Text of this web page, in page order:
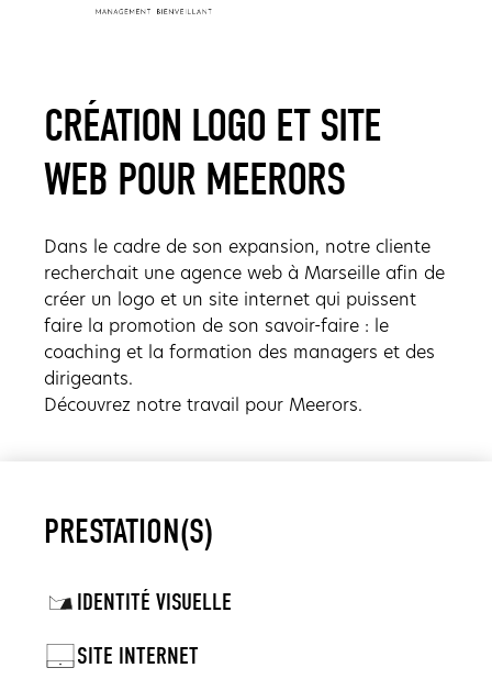
CRÉATION LOGO ET SITE
WEB POUR MEERORS
Dans le cadre de son expansion, notre cliente
recherchait une agence web à Marseille afin de
créer un logo et un site internet qui puissent
faire la promotion de son savoir-faire : le
coaching et la formation des managers et des
dirigeants.
Découvrez notre travail pour Meerors.
PRESTATION(S)
IDENTITÉ VISUELLE
SITE INTERNET